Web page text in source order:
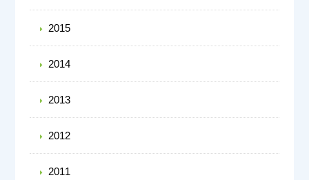
2015
2014
2013
2012
2011